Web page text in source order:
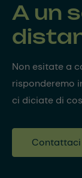
A un
Non esitate a
risponderemo
ci diciate di
Contattaci